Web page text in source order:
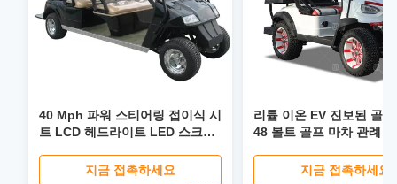
40 Mph 파워 스티어링 접이식 시
트 LCD 헤드라이트 LED 스크린
글로벌 골프 카트
지금 접촉하세요
리튬 이온 EV 진보된 골
48 볼트 골프 마차 관례
지금 접촉하세요